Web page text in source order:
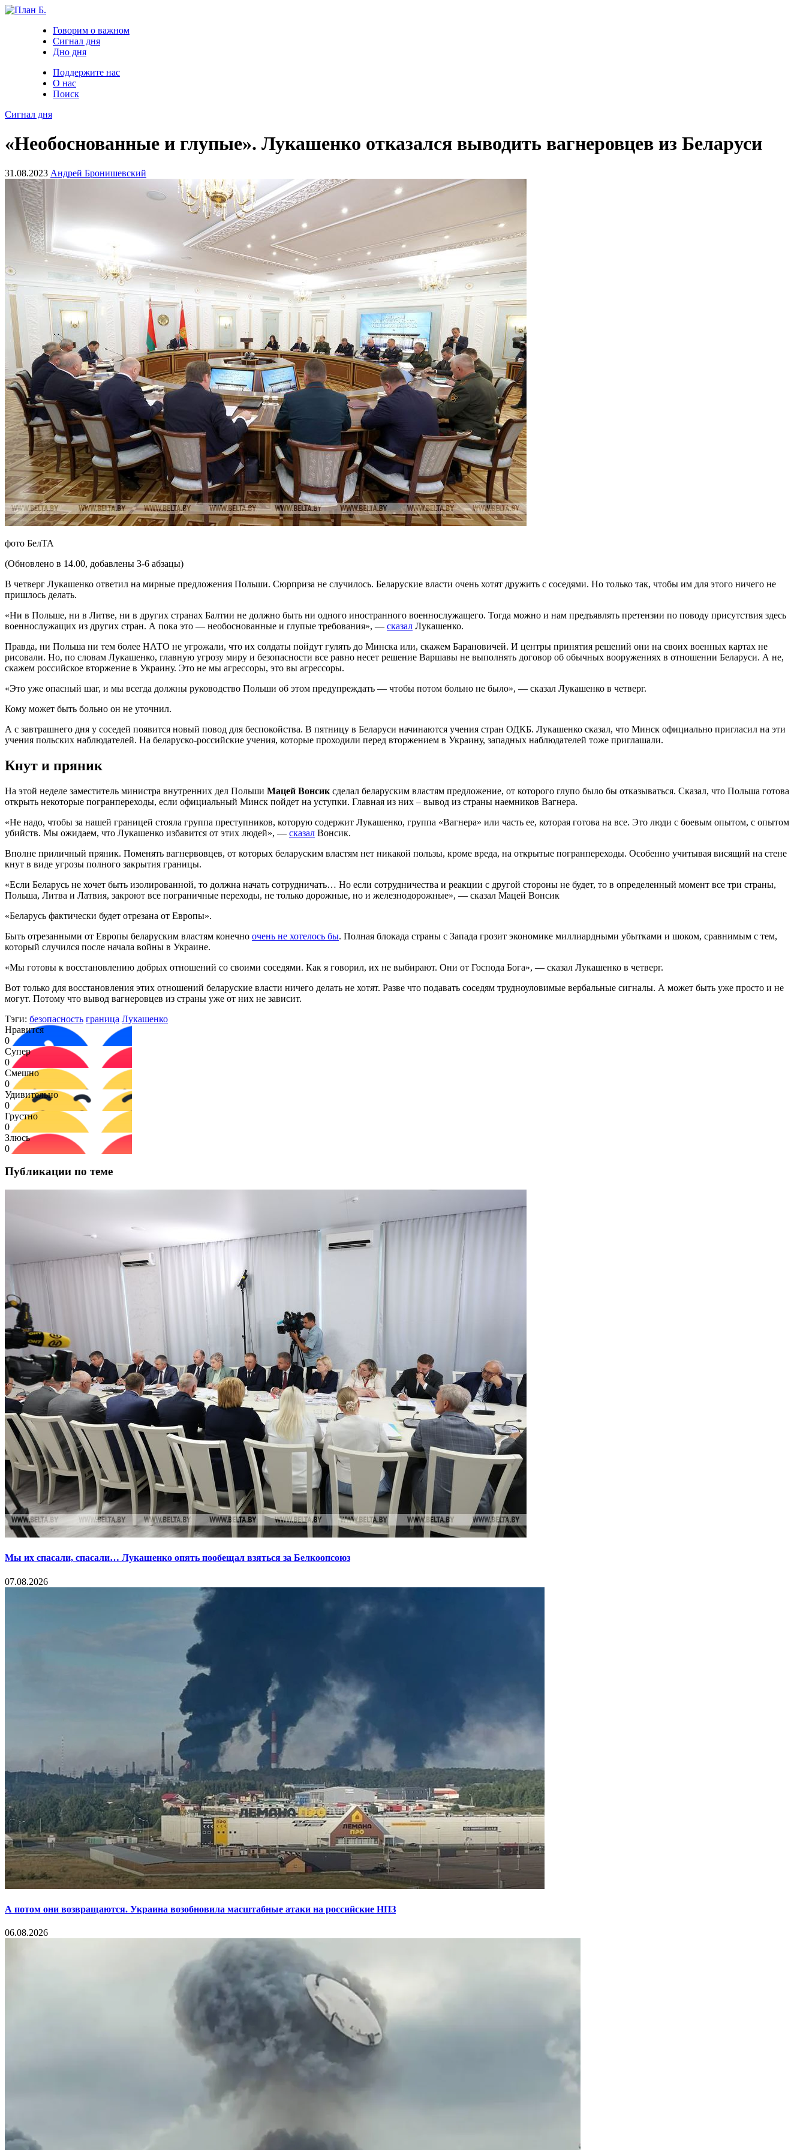
Говорим о важном
Сигнал дня
Дно дня
Поддержите нас
О нас
Поиск
Сигнал дня
«Необоснованные и глупые». Лукашенко отказался выводить вагнеровцев из Беларуси
31.08.2023 Андрей Бронишевский
фото БелТА
(Обновлено в 14.00, добавлены 3-6 абзацы)
В четверг Лукашенко ответил на мирные предложения Польши. Сюрприза не случилось. Беларуские власти очень хотят дружить с соседями. Но только так, чтобы им для этого ничего не
пришлось делать.
«Ни в Польше, ни в Литве, ни в других странах Балтии не должно быть ни одного иностранного военнослужащего. Тогда можно и нам предъявлять претензии по поводу присутствия здесь
военнослужащих из других стран. А пока это — необоснованные и глупые требования», — сказал Лукашенко.
Правда, ни Польша ни тем более НАТО не угрожали, что их солдаты пойдут гулять до Минска или, скажем Барановичей. И центры принятия решений они на своих военных картах не
рисовали. Но, по словам Лукашенко, главную угрозу миру и безопасности все равно несет решение Варшавы не выполнять договор об обычных вооружениях в отношении Беларуси. А не,
скажем российское вторжение в Украину. Это не мы агрессоры, это вы агрессоры.
«Это уже опасный шаг, и мы всегда должны руководство Польши об этом предупреждать — чтобы потом больно не было», — сказал Лукашенко в четверг.
Кому может быть больно он не уточнил.
А с завтрашнего дня у соседей появится новый повод для беспокойства. В пятницу в Беларуси начинаются учения стран ОДКБ. Лукашенко сказал, что Минск официально пригласил на эти
учения польских наблюдателей. На беларуско-российские учения, которые проходили перед вторжением в Украину, западных наблюдателей тоже приглашали.
Кнут и пряник
На этой неделе заместитель министра внутренних дел Польши Мацей Вонсик сделал беларуским властям предложение, от которого глупо было бы отказываться. Сказал, что Польша готова
открыть некоторые погранпереходы, если официальный Минск пойдет на уступки. Главная из них – вывод из страны наемников Вагнера.
«Не надо, чтобы за нашей границей стояла группа преступников, которую содержит Лукашенко, группа «Вагнера» или часть ее, которая готова на все. Это люди с боевым опытом, с опытом
убийств. Мы ожидаем, что Лукашенко избавится от этих людей», — сказал Вонсик.
Вполне приличный пряник. Поменять вагнервовцев, от которых беларуским властям нет никакой пользы, кроме вреда, на открытые погранпереходы. Особенно учитывая висящий на стене
кнут в виде угрозы полного закрытия границы.
«Если Беларусь не хочет быть изолированной, то должна начать сотрудничать… Но если сотрудничества и реакции с другой стороны не будет, то в определенный момент все три страны,
Польша, Литва и Латвия, закроют все пограничные переходы, не только дорожные, но и железнодорожные», — сказал Мацей Вонсик
«Беларусь фактически будет отрезана от Европы».
Быть отрезанными от Европы беларуским властям конечно очень не хотелось бы. Полная блокада страны с Запада грозит экономике миллиардными убытками и шоком, сравнимым с тем,
который случился после начала войны в Украине.
«Мы готовы к восстановлению добрых отношений со своими соседями. Как я говорил, их не выбирают. Они от Господа Бога», — сказал Лукашенко в четверг.
Вот только для восстановления этих отношений беларуские власти ничего делать не хотят. Разве что подавать соседям трудноуловимые вербальные сигналы. А может быть уже просто и не
могут. Потому что вывод вагнеровцев из страны уже от них не зависит.
Тэги: безопасность граница Лукашенко
Нравится
0
Супер
0
Смешно
0
Удивительно
0
Грустно
0
Злюсь
0
Публикации по теме
Мы их спасали, спасали… Лукашенко опять пообещал взяться за Белкоопсоюз
07.08.2026
А потом они возвращаются. Украина возобновила масштабные атаки на российские НПЗ
06.08.2026